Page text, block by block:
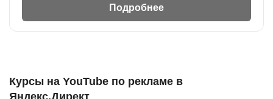
Подробнее
Курсы на YouTube по рекламе в
Яндекс.Директ